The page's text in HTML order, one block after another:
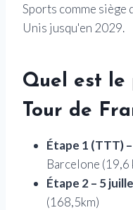
Sports comme siège
Unis jusqu'en 2029.
Quel est le
Tour de
Étape 1 (TTT)
Barcelone (19,6
Étape 2 – 5
(168,5km)